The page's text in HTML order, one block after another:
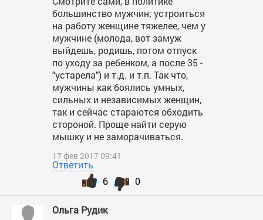
большинство мужчин; устроиться
на работу женщине тяжелее, чем у
мужчине (молода, вот замуж
выйдешь, родишь, потом отпуск
по уходу за ребенком, а после 35 -
"устарела") и т.д. и т.п. Так что,
мужчины как боялись умных,
сильных и независимых женщин,
так и сейчас стараются обходить
стороной. Проще найти серую
мышку и не заморачиваться.
17 фев 2017 09:41
Ответить
0
6
Ольга Рудик